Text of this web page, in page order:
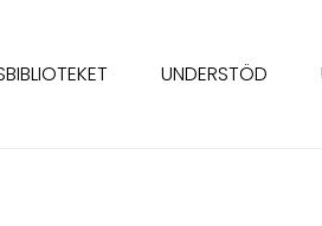
UNDERSTÖD